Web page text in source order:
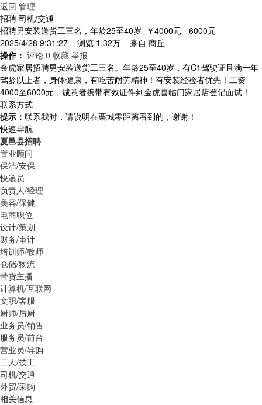
返回 管理
招聘 司机/交通
招聘男安装送货工三名，年龄25至40岁 ￥4000元 - 6000元
2025/4/28 9:31:27 浏览 1.32万 来自 商丘
操作： 评论 0 收藏 举报
金虎家居招聘男安装送货工三名。年龄25至40岁，有C1驾驶证且满一年
驾龄以上者，身体健康，有吃苦耐劳精神！有安装经验者优先！工资
4000至6000元，诚意者携带有效证件到金虎喜临门家居店登记面试！
联系方式
提示： 联系我时，请说明在栗城零距离看到的，谢谢！
快速导航
夏邑县招聘
置业顾问
保洁/安保
快递员
负责人/经理
美容/保健
电商职位
设计/策划
财务/审计
培训师/教师
仓储/物流
带货主播
计算机/互联网
文职/客服
厨师/后厨
业务员/销售
服务员/前台
营业员/导购
工人/技工
司机/交通
外贸/采购
相关信息